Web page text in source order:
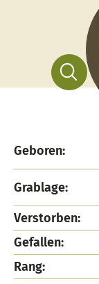
Geboren:
Grablage:
Verstorben:
Gefallen:
Rang: